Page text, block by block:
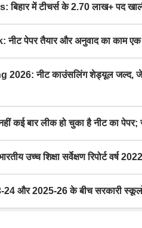
में टीचर्स के 2.70 लाख+ पद
पेपर तैयार और अनुवाद का काम एक
नीट काउंसलिंग शेड्यूल जल्द,
कई बार लीक हो चुका है नीट का पेपर;
उच्च शिक्षा सर्वेक्षण रिपोर्ट वर्ष
और 2025-26 के बीच सरकारी